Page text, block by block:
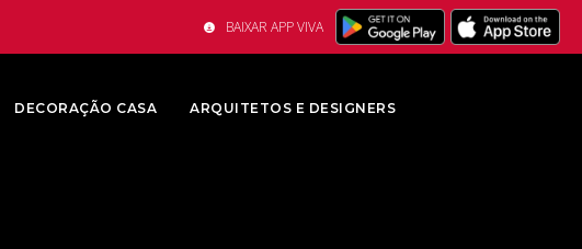
BAIXAR APP VIVA
DECORAÇÃO CASA ARQUITETOS E DESIGNERS